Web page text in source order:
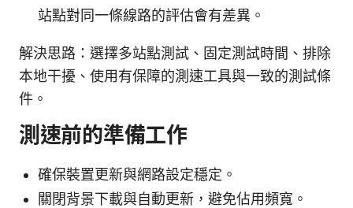
站點對同一條線路的評估會有差異。
解決思路：選擇多站點測試、固定測試時間、排除
本地干擾、使用有保障的測速工具與一致的測試條
件。
測速前的準備工作
確保裝置更新與網路設定穩定。
關閉背景下載與自動更新，避免佔用頻寬。